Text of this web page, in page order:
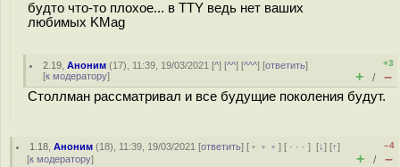
будто что-то плохое... в TTY ведь нет ваших
любимых KMag
2.19 ,Аноним (17), 11:39, 19/03/2021 [^] [^^] [^^^] [ответить]
[к модератору]
+3
+ / –
Столлман рассматривал и все будущие поколения будут.
1.18 ,Аноним (18), 11:39, 19/03/2021 [ответить] [ ﹢﹢﹢] [ · · ·][↓] [↑]
[к модератору]
–4
+ / –